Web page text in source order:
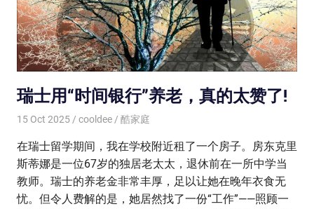
瑞士用“时间银行”养老，真的太赞了!
15 Oct 2025 cooldee 酷家庭
在瑞士留学期间，我在学校附近租了一个房子。房东克里
斯蒂娜是一位67岁的独居老太太，退休前在一所中学当
教师。瑞士的养老金非常丰厚，足以让她在晚年衣食无
忧。但令人费解的是，她居然找了一份“工作”——照顾一